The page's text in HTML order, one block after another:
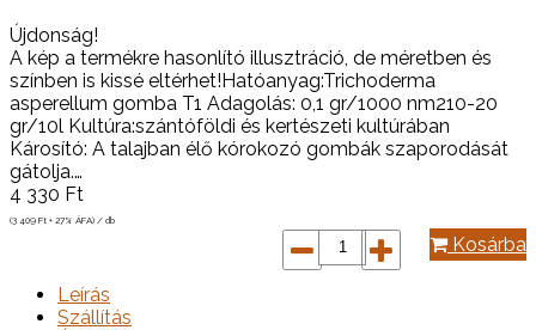
Újdonság!
A kép a termékre hasonlító illusztráció, de méretben és
színben is kissé eltérhet!Hatóanyag:Trichoderma
asperellum gomba T1 Adagolás: 0,1 gr/1000 nm210-20
gr/10l Kultúra:szántóföldi és kertészeti kultúrában
Károsító: A talajban élő kórokozó gombák szaporodását
gátolja.…
4 330 Ft
(3 409 Ft + 27% ÁFA) / db
Kosárba
Leírás
Szállítás